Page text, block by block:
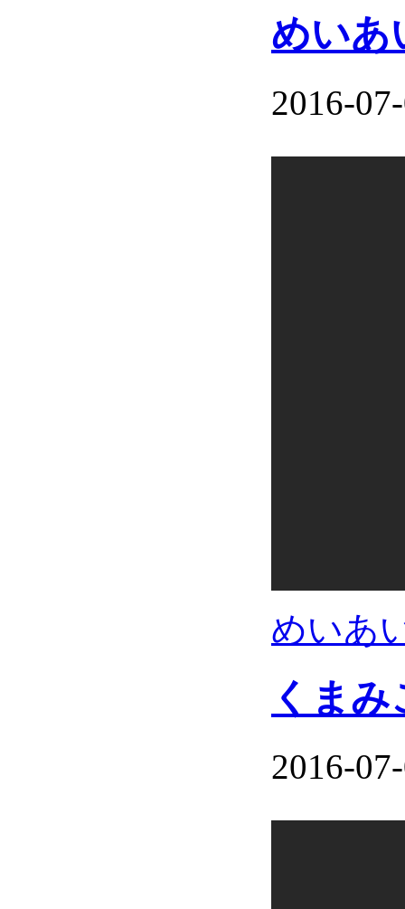
めいあ
2016-
めいあ
くま
2016-